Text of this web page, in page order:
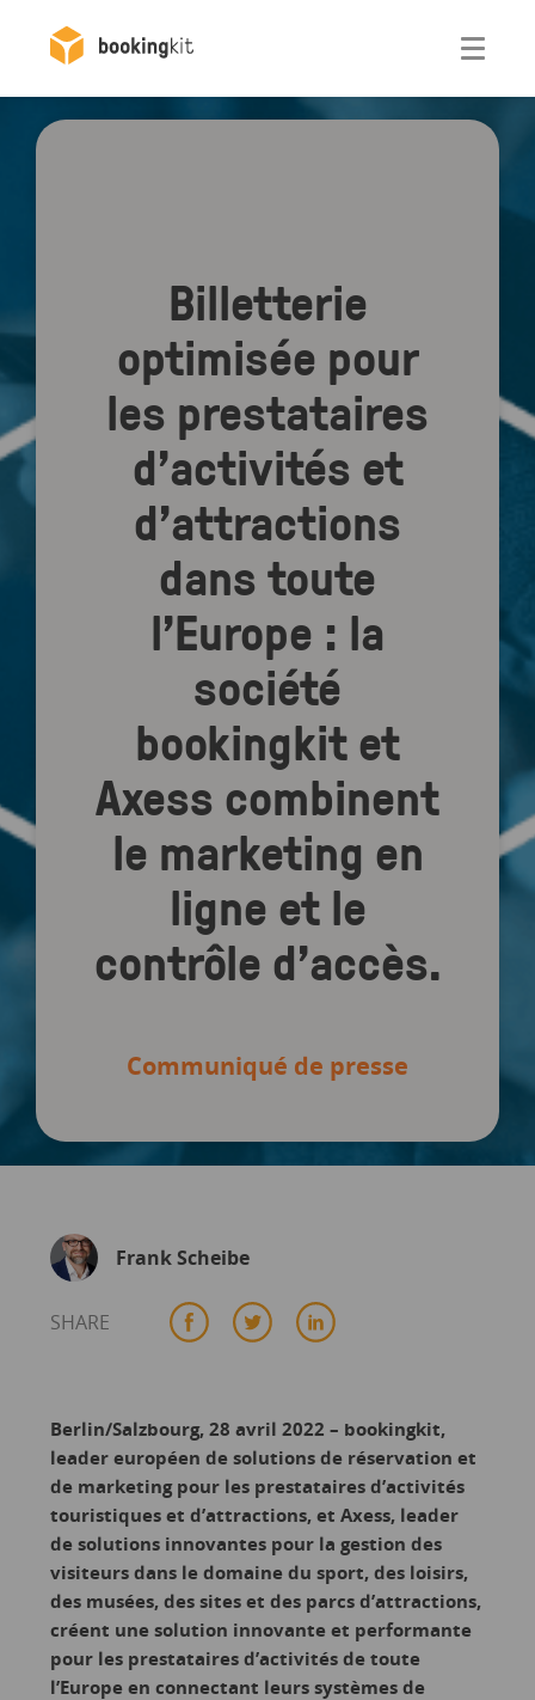
Billetterie
optimisée pour
les prestataires
d’activités et
d’attractions
dans toute
l’Europe : la
société
bookingkit et
Axess combinent
le marketing en
ligne et le
contrôle d’accès.
Communiqué de presse
Frank Scheibe
SHARE
Berlin/Salzbourg, 28 avril 2022 – bookingkit,
leader européen de solutions de réservation et
de marketing pour les prestataires d’activités
touristiques et d’attractions, et Axess, leader
de solutions innovantes pour la gestion des
visiteurs dans le domaine du sport, des loisirs,
des musées, des sites et des parcs d’attractions,
créent une solution innovante et performante
pour les prestataires d’activités de toute
l’Europe en connectant leurs systèmes de